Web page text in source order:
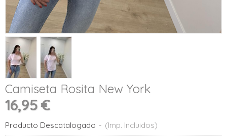
Camiseta Rosita New York
16,95 €
Producto Descatalogado - (Imp. Incluidos)